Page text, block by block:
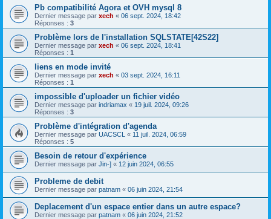
Pb compatibilité Agora et OVH mysql 8
Dernier message par xech « 06 sept. 2024, 18:42
Réponses : 3
Problème lors de l'installation SQLSTATE[42S22]
Dernier message par xech « 06 sept. 2024, 18:41
Réponses : 1
liens en mode invité
Dernier message par xech « 03 sept. 2024, 16:11
Réponses : 1
impossible d'uploader un fichier vidéo
Dernier message par indriamax « 19 juil. 2024, 09:26
Réponses : 3
Problème d'intégration d'agenda
Dernier message par UACSCL « 11 juil. 2024, 06:59
Réponses : 5
Besoin de retour d'expérience
Dernier message par Jin-] « 12 juin 2024, 06:55
Probleme de debit
Dernier message par patnam « 06 juin 2024, 21:54
Deplacement d'un espace entier dans un autre espace?
Dernier message par patnam « 06 juin 2024, 21:52